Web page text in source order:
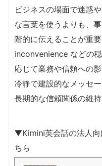
ビジネスの場面で迷惑
な言葉を使うよりも、
階的に伝えることが重
inconvenience などの
応じて業務や信頼への
冷静で建設的なメッセ
長期的な信頼関係の維持
▼Kimini英会話の法人向
ちら